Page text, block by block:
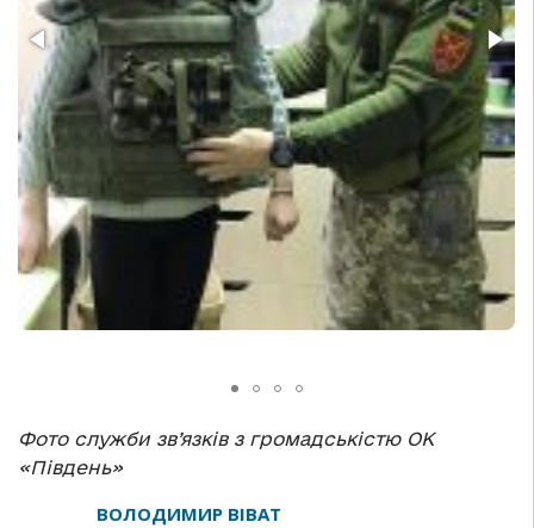
Фото служби зв’язків з громадськістю ОК
«Південь»
ВОЛОДИМИР ВІВАТ